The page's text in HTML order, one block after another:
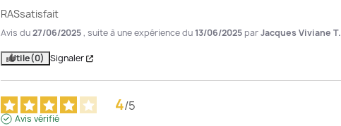
RASsatisfait
Avis du27/06/2025, suite à une expérience du13/06/2025 parJacques Viviane T.
Utile(0) Signaler
4/5
Avis vérifié